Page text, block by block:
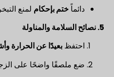
دائماًختم بإحكام لمنع
5. نصائح السلامة والمناولة
احتفظ بعيدًا عن الحرارة
ضع ملصقًا واضحًا على